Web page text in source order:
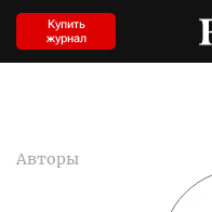
Купить
журнал
Авторы